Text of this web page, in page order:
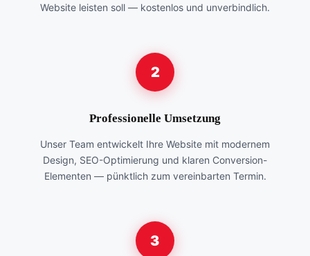
Website leisten soll — kostenlos und unverbindlich.
2
Professionelle Umsetzung
Unser Team entwickelt Ihre Website mit modernem
Design, SEO-Optimierung und klaren Conversion-
Elementen — pünktlich zum vereinbarten Termin.
3